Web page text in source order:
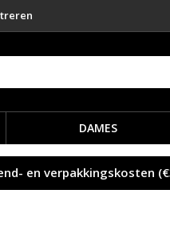
DAMES
en verpakkingskosten